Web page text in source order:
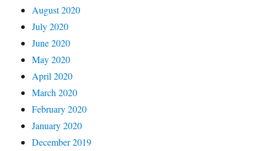
August 2020
July 2020
June 2020
May 2020
April 2020
March 2020
February 2020
January 2020
December 2019